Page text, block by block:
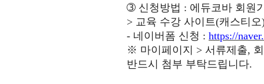
➂ 신청방법 : 에듀코바 회원
> 교육 수강 사이트(캐스티오
- 네이버폼 신청 : https://
※ 마이페이지 > 서류제출,
반드시 첨부 부탁드립니다.